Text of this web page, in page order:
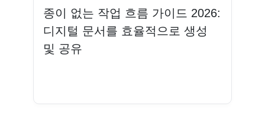
종이 없는 작업 흐름 가이드 2026:
디지털 문서를 효율적으로 생성
및 공유